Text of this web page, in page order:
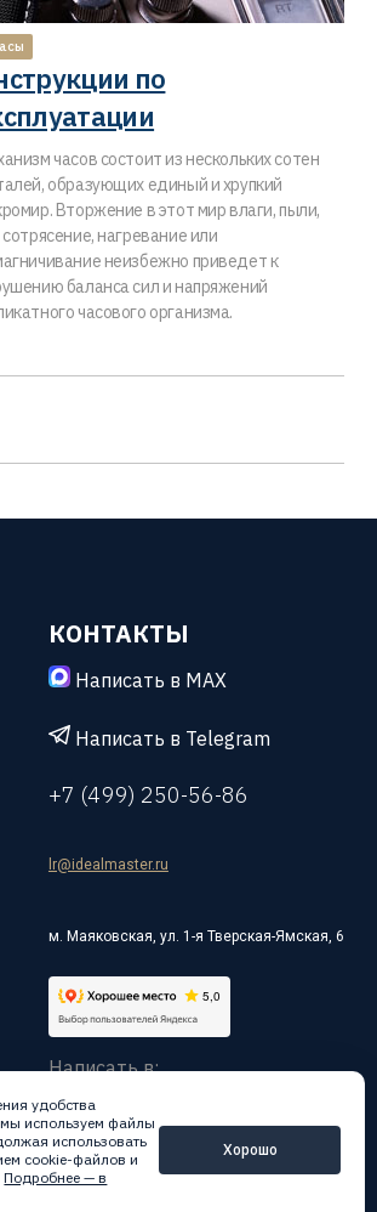
по
часов состоит из нескольких сотен
образующих единый и хрупкий
Вторжение в этот мир влаги, пыли,
сотрясение, нагревание или
неизбежно приведет к
баланса сил и напряжений
часового организма.
КОНТАКТЫ
Написать в MAX
Написать в Telegram
+7 (499) 250-56-86
lr@idealmaster.ru
м. Маяковская, ул. 1-я Тверская-Ямская, 6
Написать в:
удобства
используем файлы
использовать
cookie-файлов и
Подробнее — в
Хорошо